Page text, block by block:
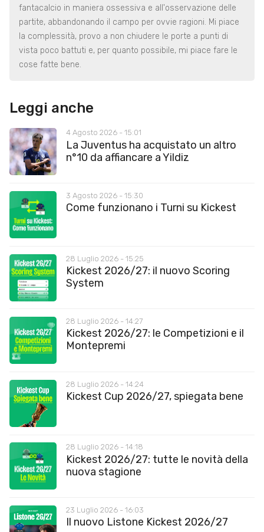
fantacalcio in maniera ossessiva e all'osservazione delle
partite, abbandonando il campo per ovvie ragioni. Mi piace
la complessità, provo a non chiudere le porte a punti di
vista poco battuti e, per quanto possibile, mi piace fare le
cose fatte bene.
Leggi anche
4 Agosto 2026 - 15:01
La Juventus ha acquistato un altro
n°10 da affiancare a Yildiz
3 Agosto 2026 - 15:30
Come funzionano i Turni su Kickest
28 Luglio 2026 - 15:25
Kickest 2026/27: il nuovo Scoring
System
28 Luglio 2026 - 14:27
Kickest 2026/27: le Competizioni e il
Montepremi
28 Luglio 2026 - 14:24
Kickest Cup 2026/27, spiegata bene
28 Luglio 2026 - 14:18
Kickest 2026/27: tutte le novità della
nuova stagione
23 Luglio 2026 - 16:03
Il nuovo Listone Kickest 2026/27